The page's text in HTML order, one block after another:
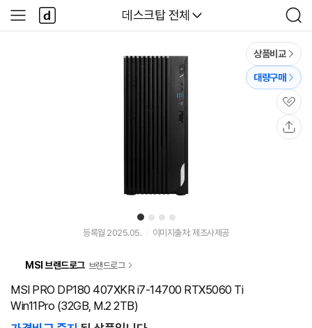
다나와
데스크탑 전체
검
색
사
이
다
나
와
1 2 3 4
상품비교
대량구매
관
심
등록월 2025.05. 이미지출처: 제조사제공
MSI 브랜드로그 브랜드로그
MSI PRO DP180 407XKR i7-14700 RTX5060 Ti
Win11Pro (32GB, M.2 2TB)